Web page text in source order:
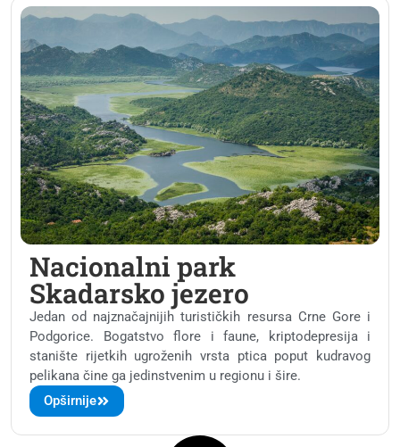
Nacionalni park
Skadarsko jezero
Jedan od najznačajnijih turističkih resursa Crne Gore i
Podgorice. Bogatstvo flore i faune, kriptodepresija i
stanište rijetkih ugroženih vrsta ptica poput kudravog
pelikana čine ga jedinstvenim u regionu i šire.
Opširnije